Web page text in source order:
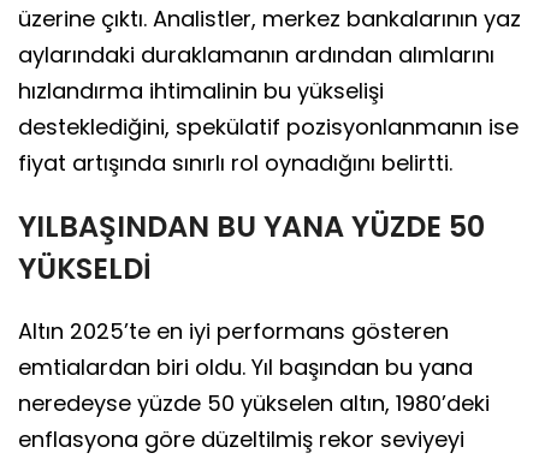
üzerine çıktı. Analistler, merkez bankalarının yaz
aylarındaki duraklamanın ardından alımlarını
hızlandırma ihtimalinin bu yükselişi
desteklediğini, spekülatif pozisyonlanmanın ise
fiyat artışında sınırlı rol oynadığını belirtti.
YILBAŞINDAN BU YANA YÜZDE 50
YÜKSELDİ
Altın 2025’te en iyi performans gösteren
emtialardan biri oldu. Yıl başından bu yana
neredeyse yüzde 50 yükselen altın, 1980’deki
enflasyona göre düzeltilmiş rekor seviyeyi